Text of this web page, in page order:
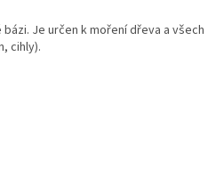
Je určen k moření dřeva a všech
cihly).